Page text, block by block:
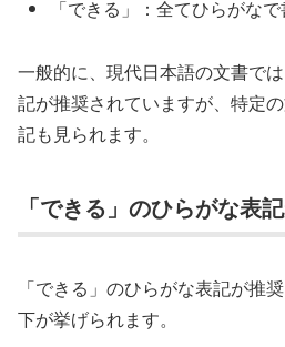
「できる」：全てひらがな
一般的に、現代日本語の文書で
記が推奨されていますが、特定
記も見られます。
「できる」のひらがな表
「できる」のひらがな表記が推
下が挙げられます。